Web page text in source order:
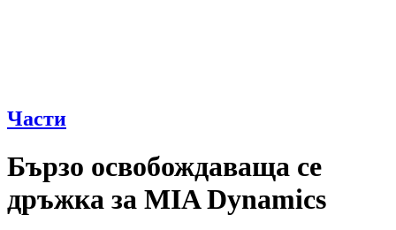
Части
Бързо освобождаваща се
дръжка за MIA Dynamics